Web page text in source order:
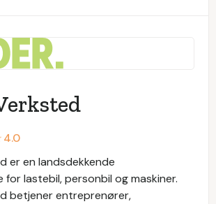
4.0
er en landsdekkende
for lastebil, personbil og maskiner.
betjener entreprenører,